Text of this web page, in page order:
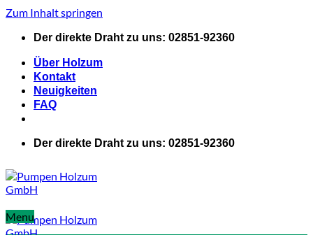
Zum Inhalt springen
Der direkte Draht zu uns: 02851-92360
Über Holzum
Kontakt
Neuigkeiten
FAQ
Der direkte Draht zu uns: 02851-92360
Menu